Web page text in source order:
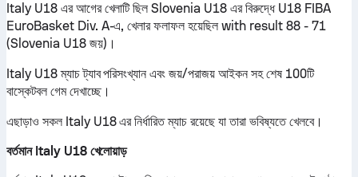
Italy U18 এর আগের খেলাটি ছিল Slovenia U18 এর বিরুদ্ধে U18 FIBA
EuroBasket Div. A-এ, খেলার ফলাফল হয়েছিল with result 88 - 71
(Slovenia U18 জয়)।
Italy U18 ম্যাচ ট্যাব পরিসংখ্যান এবং জয়/পরাজয় আইকন সহ শেষ 100টি
বাস্কেটবল গেম দেখাচ্ছে।
এছাড়াও সকল Italy U18 এর নির্ধারিত ম্যাচ রয়েছে যা তারা ভবিষ্যতে খেলবে।
বর্তমান Italy U18 খেলোয়াড়